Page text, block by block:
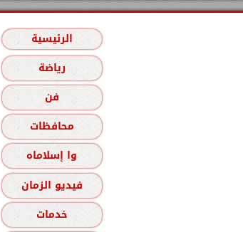
الرئيسية
رياضة
فن
محافظات
وا إسلاماه
فيديو الزمان
خدمات